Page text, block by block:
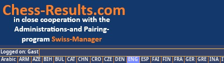
Logged on: Gast
Arabic ARM AZE BIH BUL CAT CHN CRO CZE DEN ENG ESP FAI FIN FRA GER GRE INA